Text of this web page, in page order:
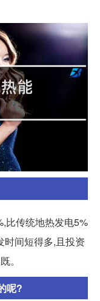
比传统地热发电5%
时间短得多,且投资
。
呢?